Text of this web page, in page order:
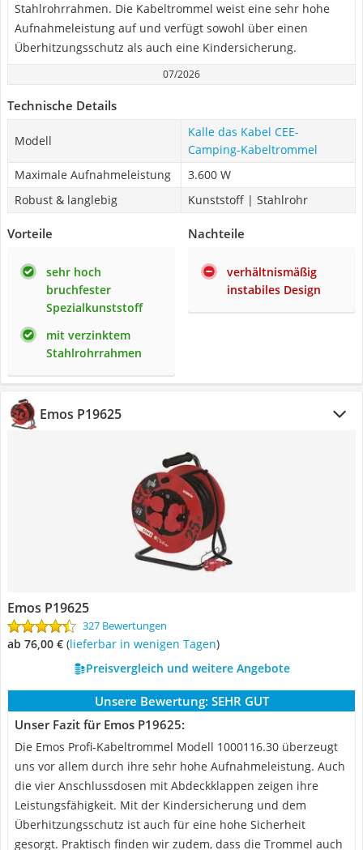
Stahlrohrrahmen. Die Kabeltrommel weist eine sehr hohe
Aufnahmeleistung auf und verfügt sowohl über einen
Überhitzungsschutz als auch eine Kindersicherung.
07/2026
Technische Details
Modell
Kalle das Kabel CEE-
Camping-Kabeltrommel
Maximale Aufnahmeleistung
3.600 W
Robust & langlebig
Kunststoff | Stahlrohr
Vorteile
sehr hoch
bruchfester
Spezialkunststoff
mit verzinktem
Stahlrohrrahmen
Nachteile
verhältnismäßig
instabiles Design
Emos P19625
Emos P19625
327 Bewertungen
ab 76,00 € ( Lieferbar in wenigen Tagen)
Preisvergleich und weitere Angebote
Unsere Bewertung: SEHR GUT
Unser Fazit für Emos P19625:
Die Emos Profi-Kabeltrommel Modell 1000116.30 überzeugt
uns vor allem durch ihre sehr hohe Aufnahmeleistung. Auch
die vier Anschlussdosen mit Abdeckklappen zeigen ihre
Leistungsfähigkeit. Mit der Kindersicherung und dem
Überhitzungsschutz ist auch für eine hohe Sicherheit
gesorgt. Praktisch finden wir zudem, dass die Trommel auch